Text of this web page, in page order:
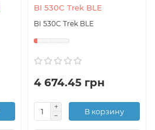
BI 530C Trek BLE
BI 530C Trek BLE
4 674.45 грн
В корзину